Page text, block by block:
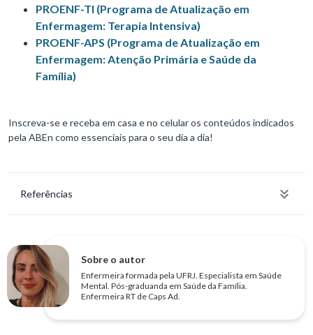
PROENF-TI (Programa de Atualização em
Enfermagem: Terapia Intensiva)
PROENF-APS (Programa de Atualização em
Enfermagem: Atenção Primária e Saúde da
Família)
Inscreva-se e receba em casa e no celular os conteúdos indicados
pela ABEn como essenciais para o seu dia a dia!
Referências
Sobre o autor
Enfermeira formada pela UFRJ. Especialista em Saúde
Mental. Pós-graduanda em Saúde da Família.
Enfermeira RT de Caps Ad.